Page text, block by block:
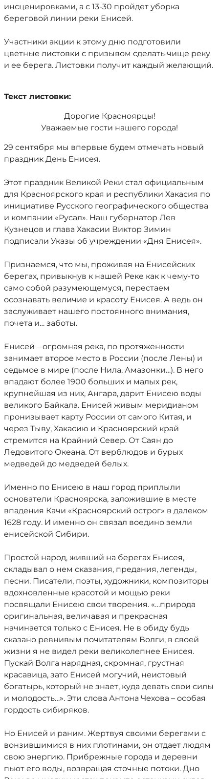
инсценировками, а с 13-30 пройдет уборка
береговой линии реки Енисей.
Участники акции к этому дню подготовили
цветные листовки с призывом сделать чище реку
и ее берега. Листовки получит каждый желающий.
Текст листовки:
Дорогие Красноярцы!
Уважаемые гости нашего города!
29 сентября мы впервые будем отмечать новый
праздник День Енисея.
Этот праздник Великой Реки стал официальным
для Красноярского края и республики Хакасия по
инициативе Русского географического общества
и компании «Русал». Наш губернатор Лев
Кузнецов и глава Хакасии Виктор Зимин
подписали Указы об учреждении «Дня Енисея».
Признаемся, что мы, проживая на Енисейских
берегах, привыкнув к нашей Реке как к чему-то
само собой разумеющемуся, перестаем
осознавать величие и красоту Енисея. А ведь он
заслуживает нашего постоянного внимания,
почета и… заботы.
Енисей – огромная река, по протяженности
занимает второе место в России (после Лены) и
седьмое в мире (после Нила, Амазонки…). В него
впадают более 1900 больших и малых рек,
крупнейшая из них, Ангара, дарит Енисею воды
великого Байкала. Енисей живым меридианом
пронизывает карту России от самого Китая, и
через Тыву, Хакасию и Красноярский край
стремится на Крайний Север. От Саян до
Ледовитого Океана. От верблюдов и бурых
медведей до медведей белых.
Именно по Енисею в наш город приплыли
основатели Красноярска, заложившие в месте
впадения Качи «Красноярский острог» в далеком
1628 году. И именно он связал воедино земли
енисейской Сибири.
Простой народ, живший на берегах Енисея,
складывал о нем сказания, предания, легенды,
песни. Писатели, поэты, художники, композиторы
вдохновленные красотой и мощью реки
посвящали Енисею свои творения. «…природа
оригинальная, величавая и прекрасная
начинается только с Енисея. Не в обиду будь
сказано ревнивым почитателям Волги, в своей
жизни я не видел реки великолепнее Енисея.
Пускай Волга нарядная, скромная, грустная
красавица, зато Енисей могучий, неистовый
богатырь, который не знает, куда девать свои силы
и молодость…». Эти слова Антона Чехова – особая
гордость сибиряков.
Но Енисей и раним. Жертвуя своими берегами с
вонзившимися в них плотинами, он отдает людям
свою энергию. Прибрежные города и деревни
пьют его воды, возвращая сточные потоки. Дно